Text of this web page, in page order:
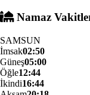
Namaz
SAMSUN
İmsak02:50
Güneş05:00
Öğle12:44
İkindi16:44